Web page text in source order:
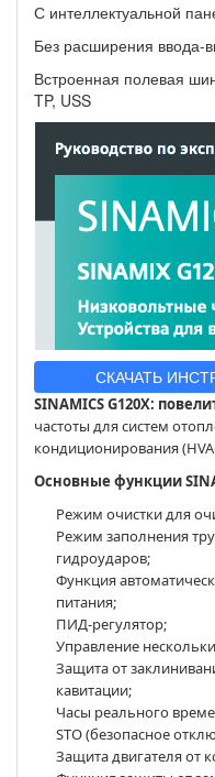
С интеллектуальной
Без расширения ввода-
Встроенная полевая
TP, USS
СКАЧАТЬ
SINAMICS G120X:
частоты для систем
кондиционирования
Основные функции
Режим очистки для
Режим заполнения
гидроударов;
Функция
питания;
ПИД-регулятор;
Управление
Защита от
кавитации;
Часы реального
STO (безопасное
Защита двигателя от